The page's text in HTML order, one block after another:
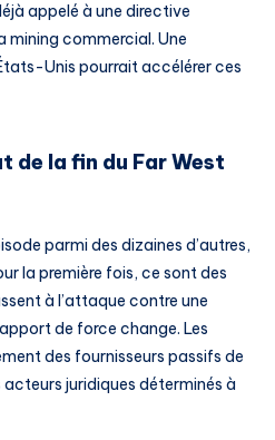
appelé à une directive
mining commercial. Une
Unis pourrait accélérer ces
de la fin du Far West
parmi des dizaines d’autres,
la première fois, ce sont des
à l’attaque contre une
de force change. Les
des fournisseurs passifs de
juridiques déterminés à